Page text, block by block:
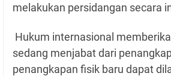
melakukan persidangan secara
Hukum internasional
sedang menjabat dari
penangkapan fisik baru dapat